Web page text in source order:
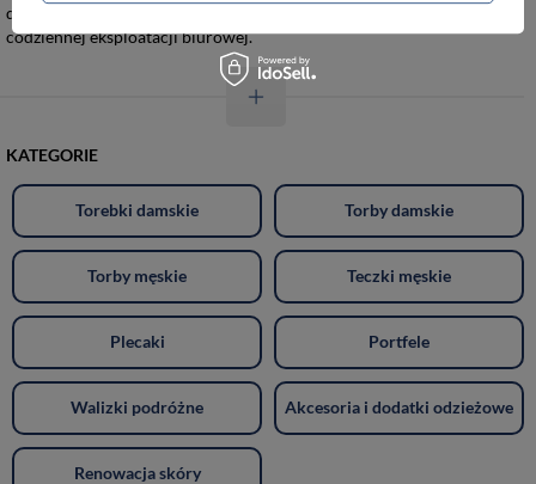
dbałość o detale sprawiają, że galanteria ta doskonale sprawdza się w
codziennej eksploatacji biurowej.
KATEGORIE
Torebki damskie Torby damskie
Torby męskie Teczki męskie
Plecaki Portfele
Walizki podróżne Akcesoria i dodatki odzieżowe
Renowacja skóry